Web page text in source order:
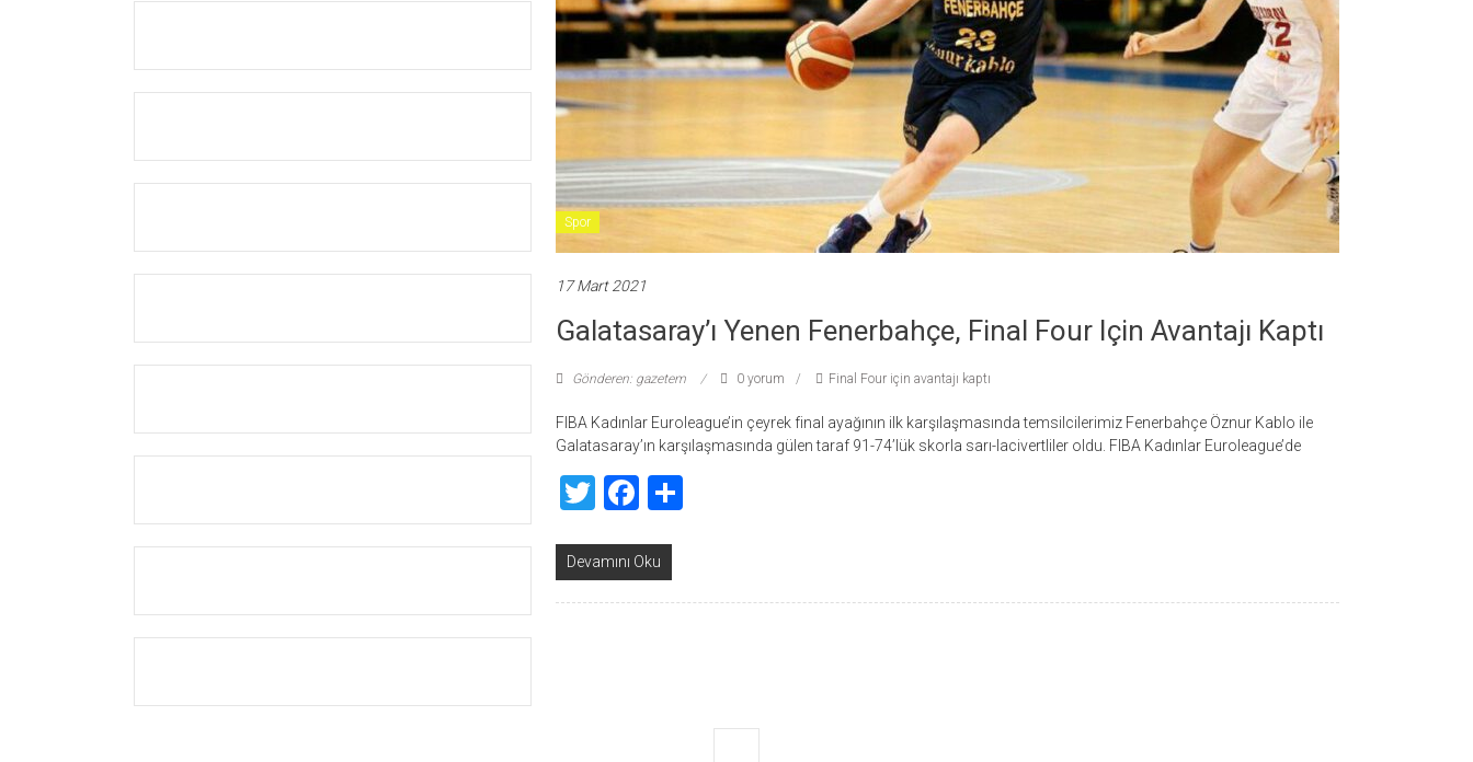
Spor
17 Mart 2021
Galatasaray’ı Yenen Fenerbahçe, Final Four Için Avantajı Kaptı
Gönderen: gazetem 0 yorum Final Four için avantajı kaptı
FIBA Kadınlar Euroleague’in çeyrek final ayağının ilk karşılaşmasında temsilcilerimiz Fenerbahçe Öznur Kablo ile
Galatasaray’ın karşılaşmasında gülen taraf 91-74’lük skorla sarı-lacivertliler oldu. FIBA Kadınlar Euroleague’de
TwitterFacebook
Devamını Oku